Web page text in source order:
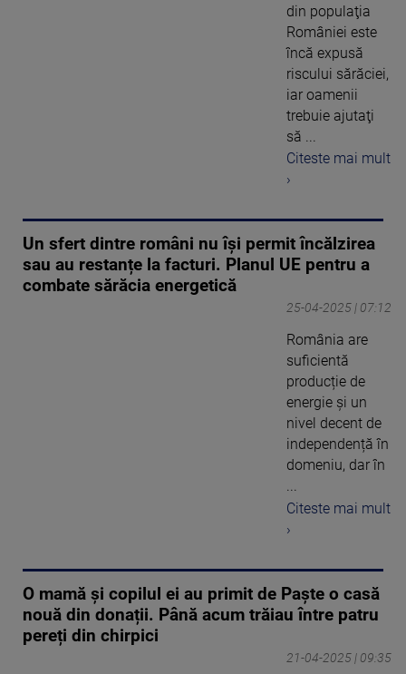
din populaţia
României este
încă expusă
riscului sărăciei,
iar oamenii
trebuie ajutaţi
să ...
Citeste mai mult
›
Un sfert dintre români nu își permit încălzirea
sau au restanțe la facturi. Planul UE pentru a
combate sărăcia energetică
25-04-2025 | 07:12
România are
suficientă
producție de
energie și un
nivel decent de
independență în
domeniu, dar în
...
Citeste mai mult
›
O mamă și copilul ei au primit de Paște o casă
nouă din donații. Până acum trăiau între patru
pereți din chirpici
21-04-2025 | 09:35